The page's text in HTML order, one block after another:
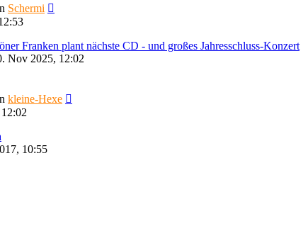
Schermi
Franken plant nächste CD - und großes Jahresschluss-Konzert
Nov 2025, 12:02
kleine-Hexe
10:55